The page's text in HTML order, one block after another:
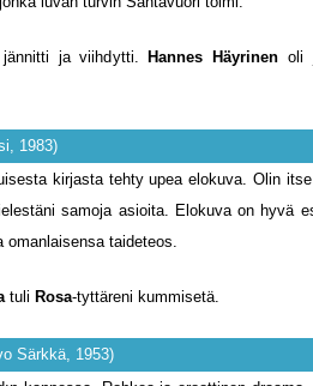
ja viihdytti. Hannes Häyrinenoli
1983)
kirjasta tehty upea elokuva. Olin
samoja asioita. Elokuva on hyvä
omanlaisensa taideteos.
tuli Rosa-tyttäreni kummisetä.
Särkkä, 1953)